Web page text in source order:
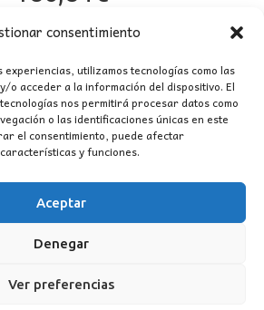
consentimiento
utilizamos tecnologías como las
o acceder a la información del dispositivo. El
nos permitirá procesar datos como
o las identificaciones únicas en este
el consentimiento, puede afectar
y funciones.
Aceptar
Denegar
Ver preferencias